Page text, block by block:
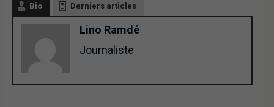
Bio Derniers articles
Lino Ramdé
Journaliste